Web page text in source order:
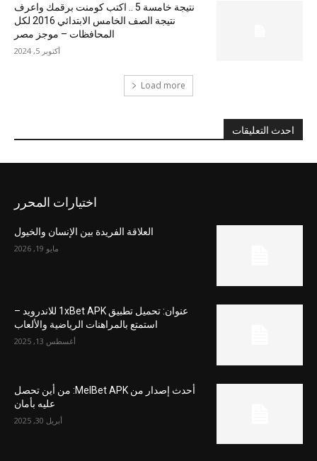
نتيجة خامسة 5 .. اكتب كومنت برقمك واعرف
نتيجة الصف الخامس الابتدائي 2016 لكل
المحافظات – موجز مصر
أكتوبر 5, 2024
Load more
احدث التعليقات
اختيارات المحرر
العلاقة الفريدة بين الإنسان والخيول
مايو 19, 2026
عنوان: تحميل تطبيق 1xBet APK للاندرويد –
استمتع بالمراهنات الرياضية والألعاب
أغسطس 13, 2025
أحدث إصدار من MelBet APK: من أين تحصل
عليه بأمان
أبريل 30, 2025